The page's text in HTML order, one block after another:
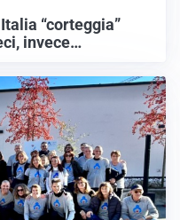
“corteggia”
invece…